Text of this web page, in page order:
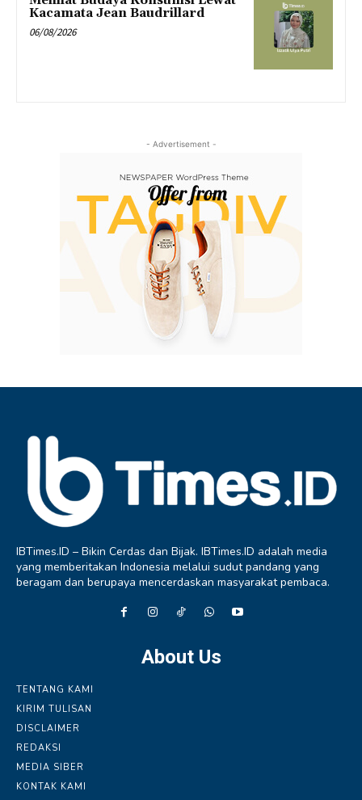
Kacamata Jean Baudrillard
06/08/2026
- Advertisement -
IBTimes.ID – Bikin Cerdas dan Bijak. IBTimes.ID adalah media
yang memberitakan Indonesia melalui sudut pandang yang
beragam dan berupaya mencerdaskan masyarakat pembaca.
About Us
TENTANG KAMI
KIRIM TULISAN
DISCLAIMER
REDAKSI
MEDIA SIBER
KONTAK KAMI